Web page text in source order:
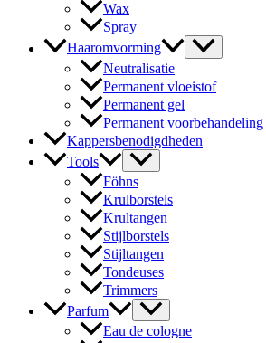
Wax
Spray
Haaromvorming
Neutralisatie
Permanent vloeistof
Permanent gel
Permanent voorbehandeling
Kappersbenodigdheden
Tools
Föhns
Krulborstels
Krultangen
Stijlborstels
Stijltangen
Tondeuses
Trimmers
Parfum
Eau de cologne